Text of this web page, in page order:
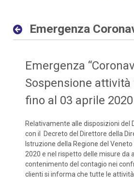
Emergenza
Emergenza
Sospensione
fino al 03 aprile 2020
Relativamente alle disposizioni del
con il Decreto del Direttore della
Istruzione della Regione del
2020 e nel rispetto delle misure da
contenimento del contagio nei
clienti si informa che tutte le